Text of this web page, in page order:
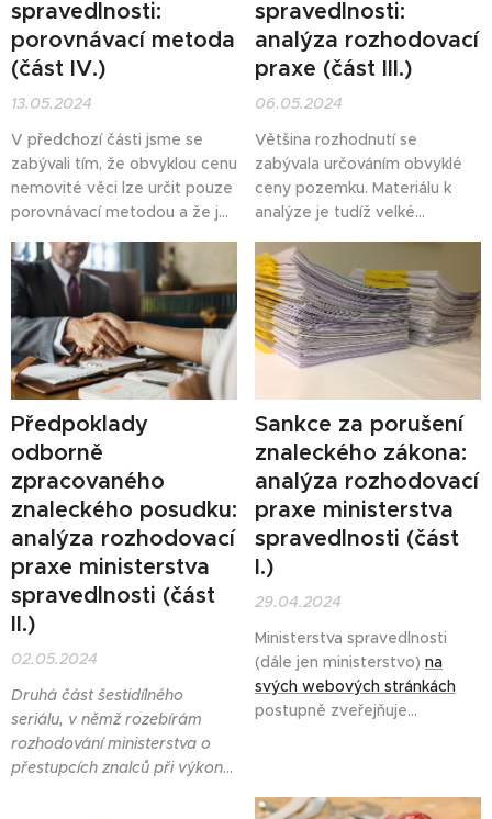
spravedlnosti:
porovnávací metoda
(část IV.)
13.05.2024
V předchozí části jsme se
zabývali tím, že obvyklou cenu
nemovité věci lze určit pouze
porovnávací metodou a že je
(realizované) ceny. Dnes se
zaměříme na to, jak popsat
zdroje, ze kterých znalec
čerpá informace o cenách, a
jaké další požadavky jsou na
použití porovnávací metody
kladeny.
spravedlnosti:
analýza rozhodovací
praxe (část III.)
06.05.2024
Většina rozhodnutí se
zabývala určováním obvyklé
ceny pozemku. Materiálu k
analýze je tudíž velké
rozdělen do tří částí: v úvodní
se budu soustředit na základní
pravidla určování obvyklé
ceny včetně (ne)možnosti
využít nabídkové ceny.
Předpoklady
odborně
zpracovaného
znaleckého posudku:
analýza rozhodovací
praxe ministerstva
spravedlnosti (část
II.)
02.05.2024
Druhá část šestidílného
seriálu, v němž rozebírám
rozhodování ministerstva o
přestupcích znalců při výkonu
Sankce za porušení
znaleckého zákona:
analýza rozhodovací
praxe ministerstva
spravedlnosti (část
I.)
29.04.2024
Ministerstva spravedlnosti
(dále jen ministerstvo) na
svých webových stránkách
postupně zveřejňuje
254/2019 Sb., o znalcích,